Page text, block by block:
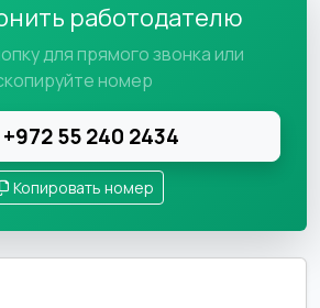
работодателю
для прямого звонка или
номер
+972 55 240 2434
Копировать номер